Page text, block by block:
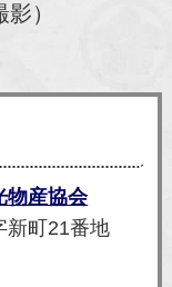
）
物産協会
新町21番地